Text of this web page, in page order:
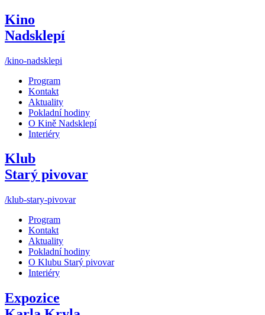
Kino
Nadsklepí
/kino-nadsklepi
Program
Kontakt
Aktuality
Pokladní hodiny
O Kině Nadsklepí
Interiéry
Klub
Starý pivovar
/klub-stary-pivovar
Program
Kontakt
Aktuality
Pokladní hodiny
O Klubu Starý pivovar
Interiéry
Expozice